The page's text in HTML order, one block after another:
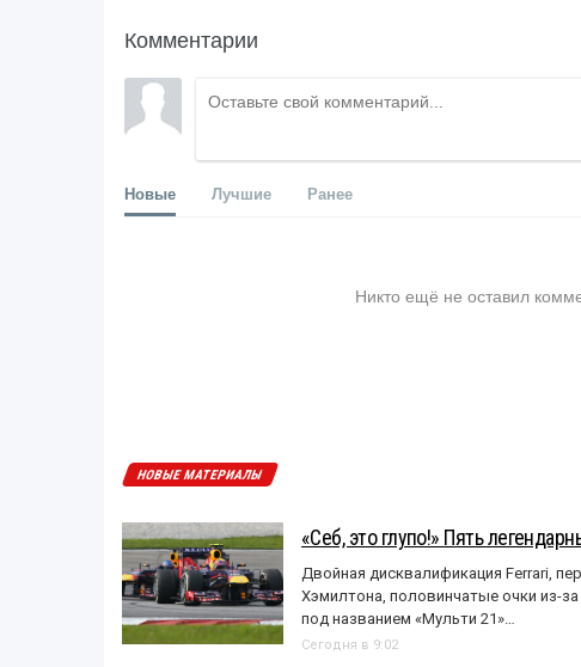
Комментарии
Новые Лучшие Ранее
Никто ещё не оставил
НОВЫЕ МАТЕРИАЛЫ
«Себ, это глупо!» Пять
Двойная дисквалификация Ferrari,
Хэмилтона, половинчатые очки из-
под названием «Mульти 21»…
Сегодня в 9:02